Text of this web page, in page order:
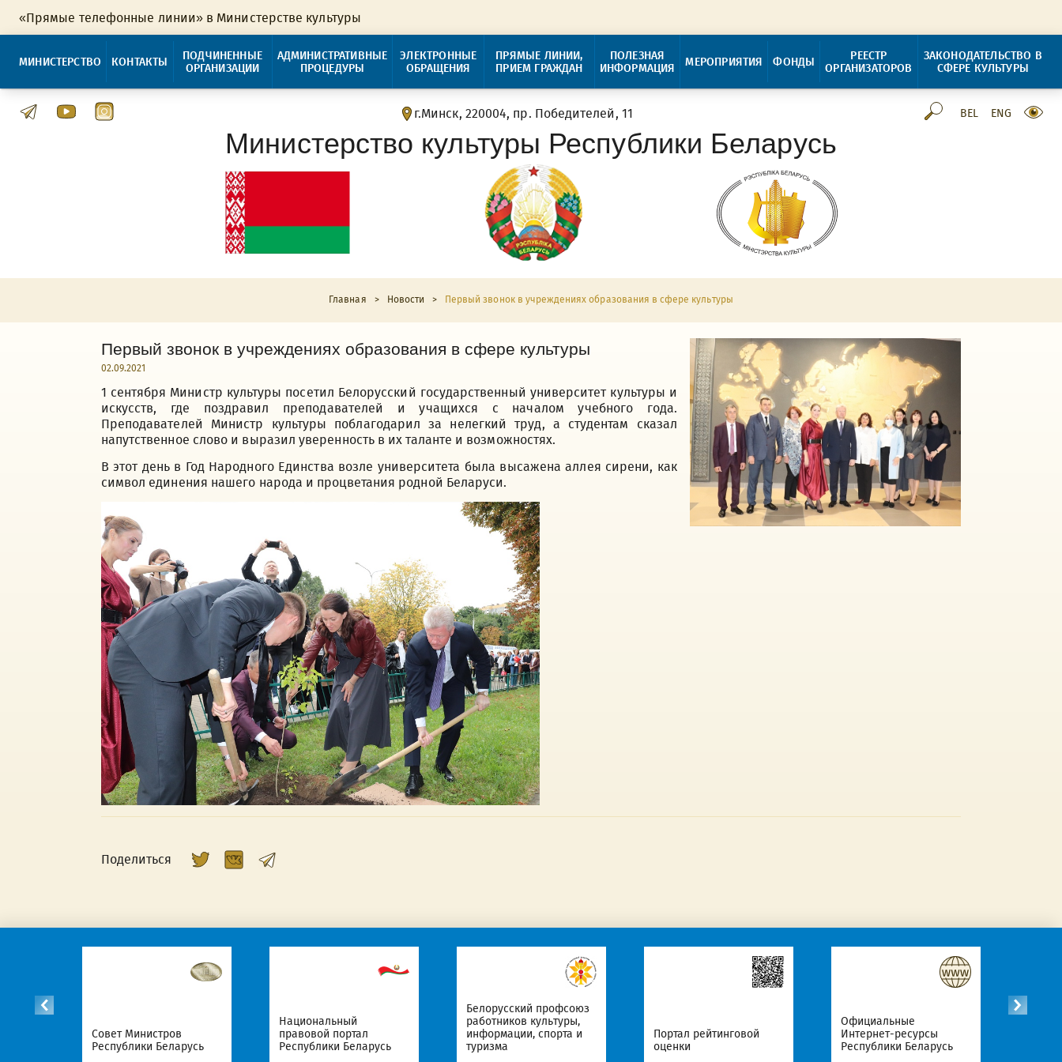
«Прямые телефонные линии» в Министерстве культуры
МИНИСТЕРСТВО КОНТАКТЫ
ПОДЧИНЕННЫЕ
ОРГАНИЗАЦИИ
АДМИНИСТРАТИВНЫЕ
ПРОЦЕДУРЫ
ЭЛЕКТРОННЫЕ
ОБРАЩЕНИЯ
ПРЯМЫЕ ЛИНИИ,
ПРИЕМ ГРАЖДАН
ПОЛЕЗНАЯ
ИНФОРМАЦИЯ
МЕРОПРИЯТИЯ ФОНДЫ
РЕЕСТР
ОРГАНИЗАТОРОВ
ЗАКОНОДАТЕЛЬСТВО В
СФЕРЕ КУЛЬТУРЫ
г.Минск, 220004, пр. Победителей, 11 BEL ENG
Министерство культуры Республики Беларусь
Главная > Новости > Первый звонок в учреждениях образования в сфере культуры
Первый звонок в учреждениях образования в сфере культуры
02.09.2021
1 сентября Министр культуры посетил Белорусский государственный университет культуры и
искусств, где поздравил преподавателей и учащихся с началом учебного года.
Преподавателей Министр культуры поблагодарил за нелегкий труд, а студентам сказал
напутственное слово и выразил уверенность в их таланте и возможностях.
В этот день в Год Народного Единства возле университета была высажена аллея сирени, как
символ единения нашего народа и процветания родной Беларуси.
Поделиться
Совет Министров
Республики Беларусь
Национальный
правовой портал
Республики Беларусь
Белорусский профсоюз
работников культуры,
информации, спорта и
туризма
Портал рейтинговой
оценки
Официальные
Интернет-ресурсы
Республики Беларусь